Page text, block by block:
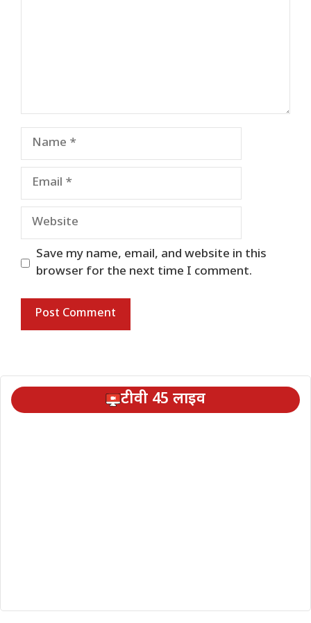
Name
Email
Website
Save my name, email, and website in this
browser for the next time I comment.
टीवी 45 लाइव